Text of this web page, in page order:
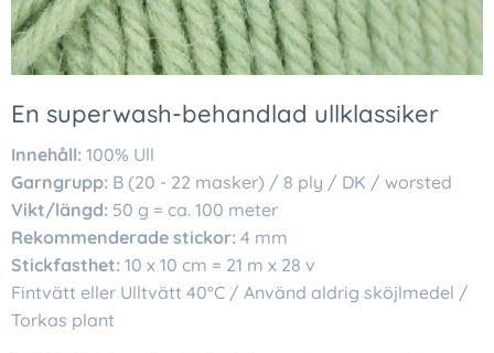
En superwash-behandlad ullklassiker
Innehåll: 100% Ull
Garngrupp: B (20 - 22 masker) / 8 ply / DK / worsted
Vikt/längd: 50 g = ca. 100 meter
Rekommenderade stickor: 4 mm
Stickfasthet: 10 x 10 cm = 21 m x 28 v
Fintvätt eller Ulltvätt 40°C / Använd aldrig sköjlmedel /
Torkas plant